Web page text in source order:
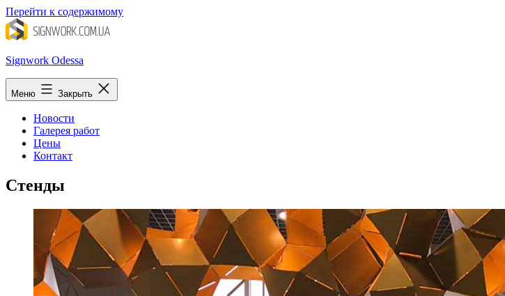
Перейти к содержимому
Signwork Odessa
Меню Закрыть
Новости
Галерея работ
Цены
Контакт
Стенды